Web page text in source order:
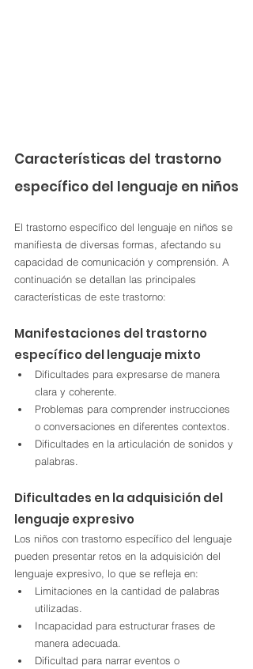
Características del trastorno
específico del lenguaje en niños
El trastorno específico del lenguaje en niños se
manifiesta de diversas formas, afectando su
capacidad de comunicación y comprensión. A
continuación se detallan las principales
características de este trastorno:
Manifestaciones del trastorno
específico del lenguaje mixto
Dificultades para expresarse de manera
clara y coherente.
Problemas para comprender instrucciones
o conversaciones en diferentes contextos.
Dificultades en la articulación de sonidos y
palabras.
Dificultades en la adquisición del
lenguaje expresivo
Los niños con trastorno específico del lenguaje
pueden presentar retos en la adquisición del
lenguaje expresivo, lo que se refleja en:
Limitaciones en la cantidad de palabras
utilizadas.
Incapacidad para estructurar frases de
manera adecuada.
Dificultad para narrar eventos o